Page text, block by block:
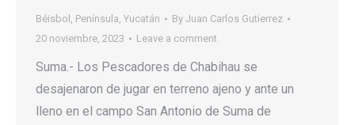
Béisbol , Península, Yucatán By Juan Carlos Gutierrez
20 noviembre, 2023
Leave a comment
Suma.- Los Pescadores de Chabihau se
desajenaron de jugar en terreno ajeno y ante un
lleno en el campo San Antonio de Suma de